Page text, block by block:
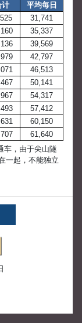
计
平均每日
31,741
35,337
39,569
42,797
46,513
50,141
54,317
57,412
60,150
61,640
车，由于尖山隧
一起，不能独立